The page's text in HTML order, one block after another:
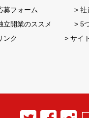
募フォーム
社
立開業のススメ
5
ンク
サイ